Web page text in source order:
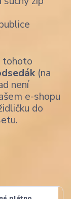
tohoto
(na
není
e-shopu
do